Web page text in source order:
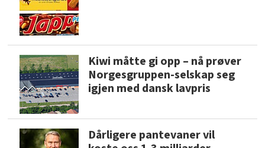
Kiwi måtte gi opp – nå prøver
Norgesgruppen-selskap seg
igjen med dansk lavpris
Dårligere pantevaner vil